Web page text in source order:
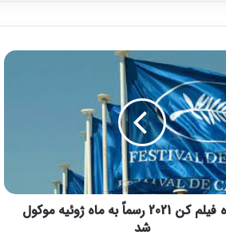
جشنواره فیلم کن 2021 رسماً به ماه ژوئیه موکول
شد